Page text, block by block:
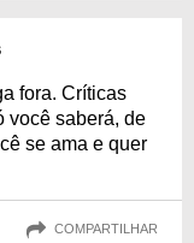
fora. Críticas
você saberá, de
se ama e quer
COMPARTILHAR